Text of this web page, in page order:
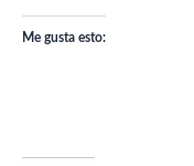
Me gusta esto: